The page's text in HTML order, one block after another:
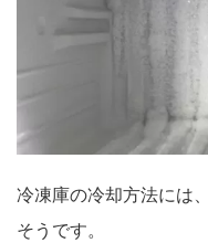
冷凍庫の冷却方法には、
そうです。